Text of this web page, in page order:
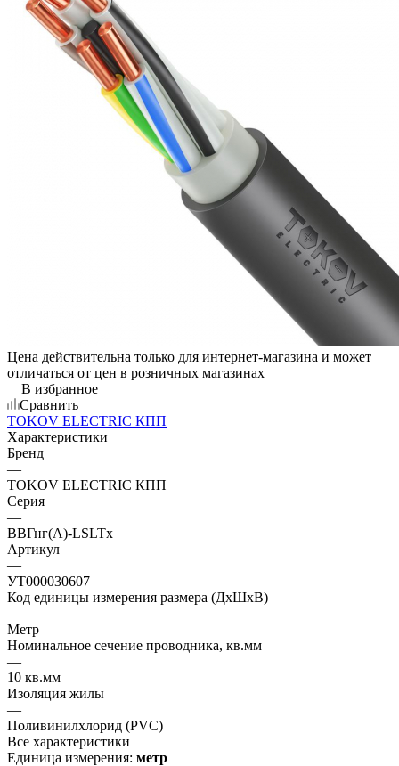
Цена действительна только для интернет-магазина и может
отличаться от цен в розничных магазинах
В избранное
Сравнить
TOKOV ELECTRIC КПП
Характеристики
Бренд
—
TOKOV ELECTRIC КПП
Серия
—
ВВГнг(А)-LSLTx
Артикул
—
УТ000030607
Код единицы измерения размера (ДхШхВ)
—
Метр
Номинальное сечение проводника, кв.мм
—
10 кв.мм
Изоляция жилы
—
Поливинилхлорид (PVC)
Все характеристики
Единица измерения: метр